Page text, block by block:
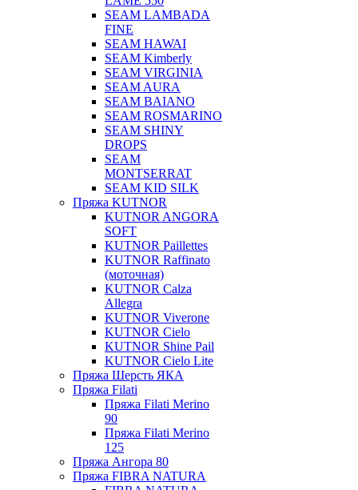
SEAM LAMBADA
FINE
SEAM HAWAI
SEAM Kimberly
SEAM VIRGINIA
SEAM AURA
SEAM BAIANO
SEAM ROSMARINO
SEAM SHINY
DROPS
SEAM
MONTSERRAT
SEAM KID SILK
Пряжа KUTNOR
KUTNOR ANGORA
SOFT
KUTNOR Paillettes
KUTNOR Raffinato
(моточная)
KUTNOR Calza
Allegra
KUTNOR Viverone
KUTNOR Cielo
KUTNOR Shine Pail
KUTNOR Cielo Lite
Пряжа Шерсть ЯКА
Пряжа Filati
Пряжа Filati Merino
90
Пряжа Filati Merino
125
Пряжа Ангора 80
Пряжа FIBRA NATURA